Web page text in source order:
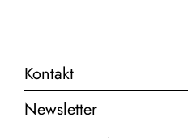
Kontakt
Newsletter